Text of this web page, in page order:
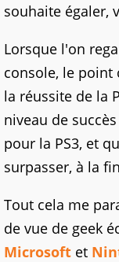
souhaite égaler,
Lorsque l'on
console, le
la réussite de la
niveau de
pour la PS3, et
surpasser, à la
Tout cela me
de vue de geek
Microsoft et